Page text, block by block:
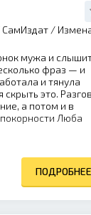
/
мужа и
фраз — и
и тянула
это.
а потом и в
Люба
ПОДРОБНЕЕ